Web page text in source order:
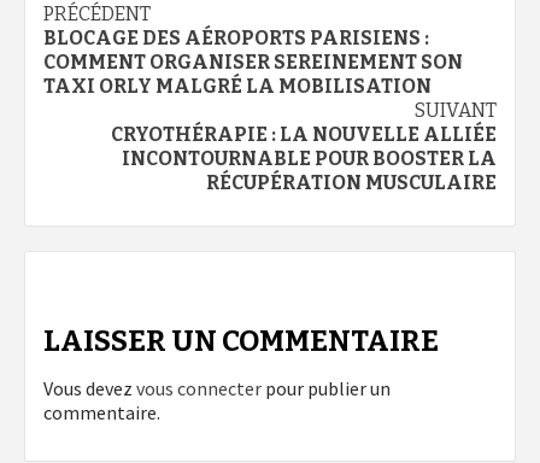
Navigation
d’article
PRÉCÉDENT
BLOCAGE DES AÉROPORTS PARISIENS :
COMMENT ORGANISER SEREINEMENT SON
TAXI ORLY MALGRÉ LA MOBILISATION
SUIVANT
CRYOTHÉRAPIE : LA NOUVELLE ALLIÉE
INCONTOURNABLE POUR BOOSTER LA
RÉCUPÉRATION MUSCULAIRE
LAISSER UN COMMENTAIRE
Vous devez vous connecter pour publier un
commentaire.